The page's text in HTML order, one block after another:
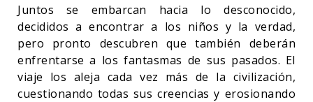
Juntos se embarcan hacia lo desconocido,
decididos a encontrar a los niños y la verdad,
pero pronto descubren que también deberán
enfrentarse a los fantasmas de sus pasados. El
viaje los aleja cada vez más de la civilización,
cuestionando todas sus creencias y erosionando